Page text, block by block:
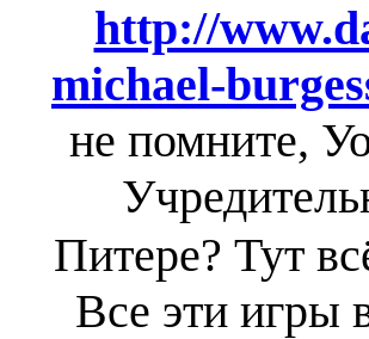
http://
michael-
не помните,
Питере? Тут
Все эти игры